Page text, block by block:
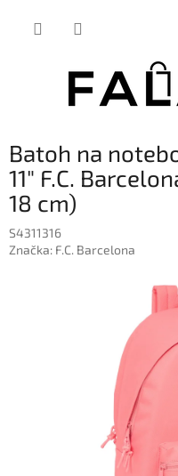
Batoh na
11" F.C.
18 cm)
S4311316
Značka: F.C. Barcelona